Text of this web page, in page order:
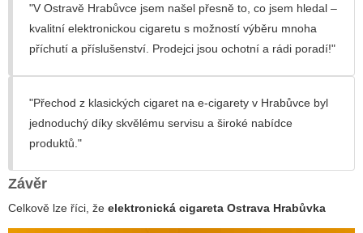
"V Ostravě Hrabůvce jsem našel přesně to, co jsem hledal –
kvalitní elektronickou cigaretu s možností výběru mnoha
příchutí a příslušenství. Prodejci jsou ochotní a rádi poradí!"
"Přechod z klasických cigaret na e-cigarety v Hrabůvce byl
jednoduchý díky skvělému servisu a široké nabídce
produktů."
Závěr
Celkově lze říci, že elektronická cigareta Ostrava Hrabůvka